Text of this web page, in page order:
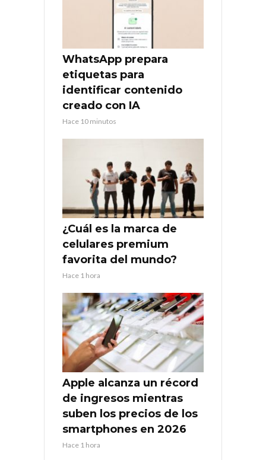
WhatsApp prepara
etiquetas para
identificar contenido
creado con IA
Hace 10 minutos
¿Cuál es la marca de
celulares premium
favorita del mundo?
Hace 1 hora
Apple alcanza un récord
de ingresos mientras
suben los precios de los
smartphones en 2026
Hace 1 hora